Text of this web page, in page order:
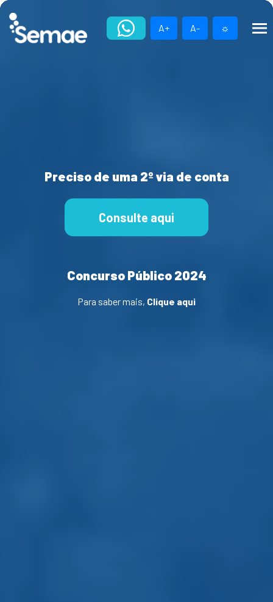
Skip
content
A+ A- ☼
Preciso de uma 2º via de conta
Consulte aqui
Concurso Público 2024
Para saber mais, Clique aqui